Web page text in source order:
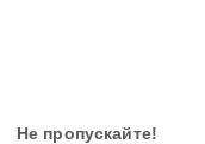
Не пропускайте!